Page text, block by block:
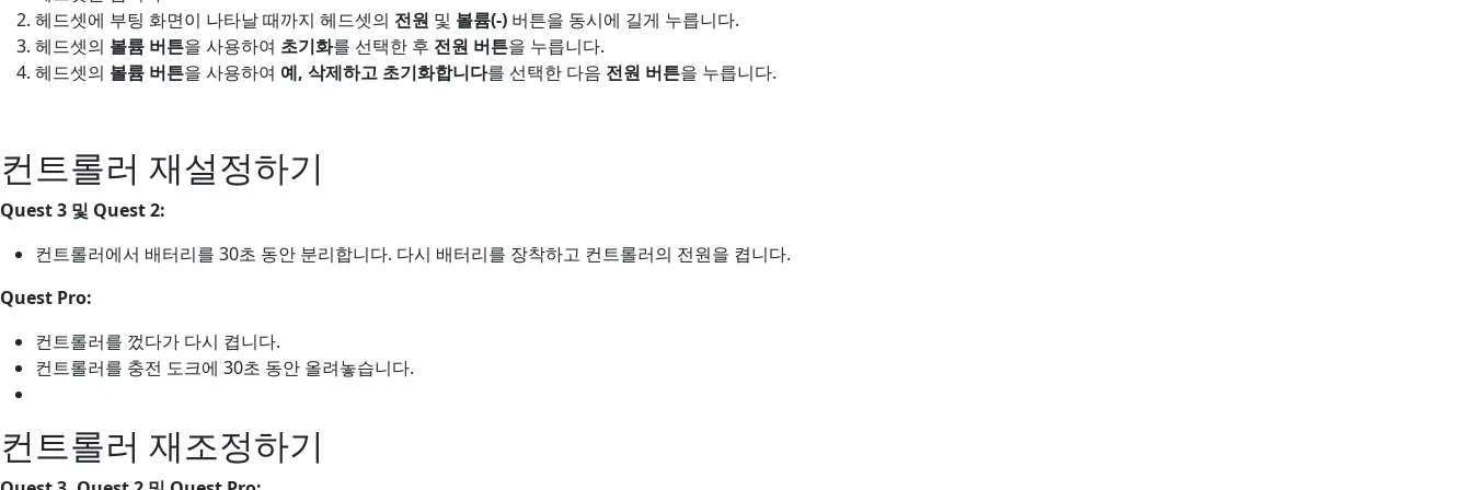
헤드셋에 부팅 화면이 나타날 때까지 헤드셋의 전원 및 볼륨(-) 버튼을 동시에 길게 누릅니다.
헤드셋의 볼륨 버튼을 사용하여 초기화를 선택한 후 전원 버튼을 누릅니다.
헤드셋의 볼륨 버튼을 사용하여 예, 삭제하고 초기화합니다를 선택한 다음 전원 버튼을 누릅니다.
컨트롤러 재설정하기
Quest 3 및 Quest 2:
컨트롤러에서 배터리를 30초 동안 분리합니다. 다시 배터리를 장착하고 컨트롤러의 전원을 켭니다.
Quest Pro:
컨트롤러를 껐다가 다시 켭니다.
컨트롤러를 충전 도크에 30초 동안 올려놓습니다.
컨트롤러 재조정하기